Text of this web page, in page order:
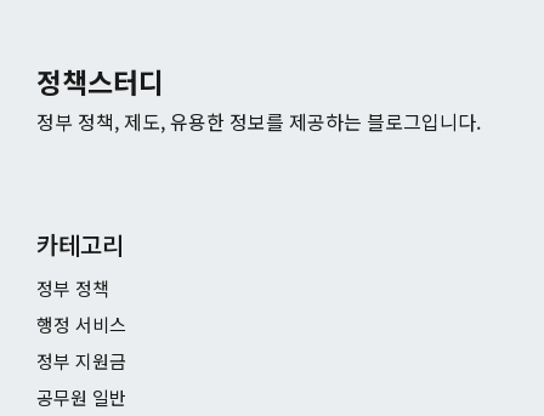
정책스터디
정부 정책, 제도, 유용한 정보를 제공하는 블로그입니다.
카테고리
정부 정책
행정 서비스
정부 지원금
공무원 일반